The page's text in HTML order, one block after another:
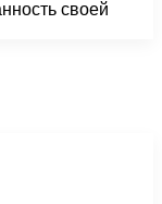
своей